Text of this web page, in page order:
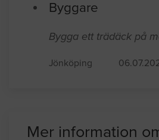
Byggare